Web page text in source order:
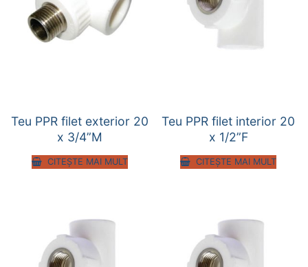
Teu PPR filet exterior 20
x 3/4”M
CITEȘTE MAI MULT
Teu PPR filet interior 20
x 1/2”F
CITEȘTE MAI MULT